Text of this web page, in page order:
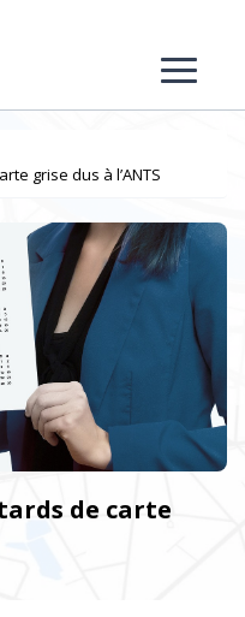
grise dus à l’ANTS
de carte